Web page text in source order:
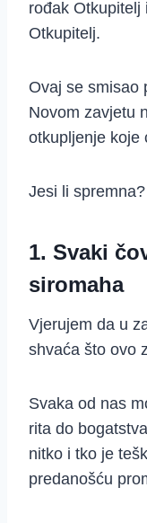
rođak Otkupitelj
Otkupitelj.
Ovaj se smisao
Novom zavjetu
otkupljenje koje
Jesi li spremna?
1. Svaki
siromaha
Vjerujem da u
shvaća što ovo
Svaka od nas
rita do
nitko i tko je
predanošću